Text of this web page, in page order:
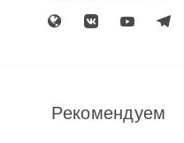
Рекомендуем